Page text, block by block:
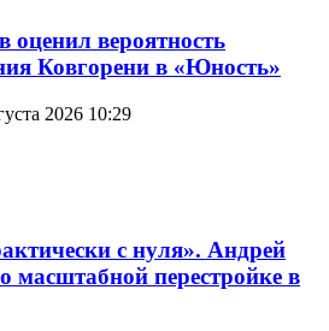
оценил вероятность
Ковгорени в «Юность»
2026 10:29
с нуля». Андрей
масштабной перестройке в